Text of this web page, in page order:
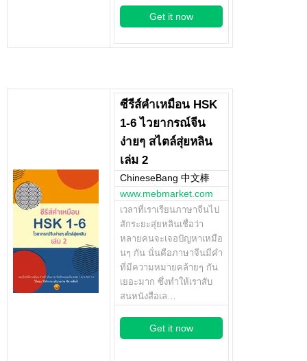
Get it now
ซีรีส์คำเหมือน HSK
1-6 ไวยากรณ์จีน
ง่ายๆ สไตล์สุ่ยหลิน
เล่ม 2
ChineseBang 中文棒
www.mebmarket.com
เวลาที่เราเรียนภาษาจีนไป
สักระยะสุ่ยหลินเชื่อว่า
หลายคนจะเจอปัญหาเหมือ
นๆ กัน นั่นคือภาษาจีนมีคำ
ที่มีความหมายคล้ายๆ กัน
เยอะมาก ซึ่งทำให้เราสับ
สนหนังสือเล…
Get it now